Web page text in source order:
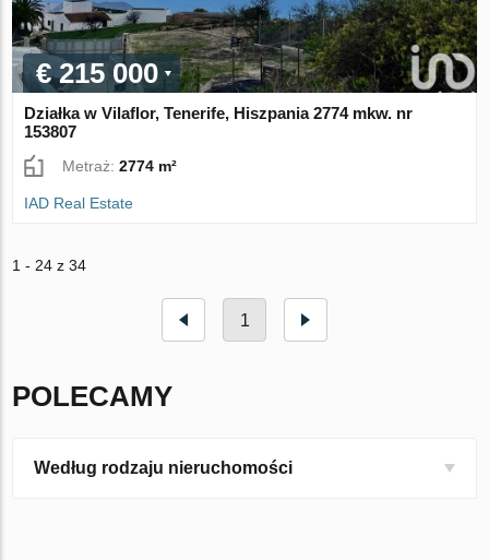
€ 215 000
Działka w Vilaflor, Tenerife, Hiszpania 2774 mkw. nr
153807
Metraż:2774 m²
IAD Real Estate
1 - 24 z 34
1
POLECAMY
Według rodzaju nieruchomości